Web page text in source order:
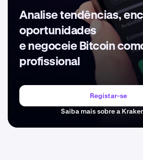
Analise tendências,
oportunidades
e negoceie Bitcoin
profissional
Registar-se
Saiba mais sobre a